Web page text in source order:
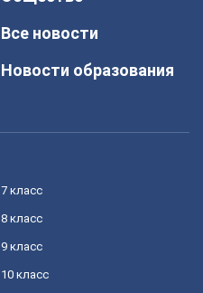
Все новости
Новости образования
7 класс
8 класс
9 класс
10 класс